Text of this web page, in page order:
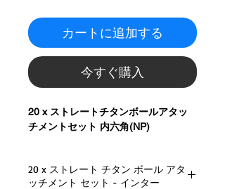
格
カートに追加する
今すぐ購入
20 x ストレートチタンボールアタッ
チメントセット 内六角(NP)
20 x ストレート チタン ボール アタ
ッチメント セット - インター